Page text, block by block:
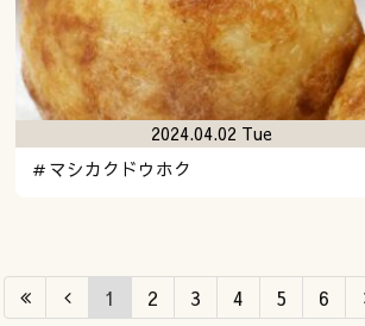
＃マシカクドウホク
2024.04.02 Tue
1 2 3 4 5 6